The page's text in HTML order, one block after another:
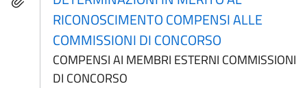
RICONOSCIMENTO COMPENSI ALLE
COMMISSIONI DI CONCORSO
COMPENSI AI MEMBRI ESTERNI COMMISSIONI
DI CONCORSO